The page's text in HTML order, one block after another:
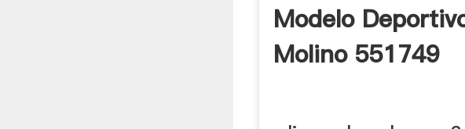
Modelo
Molino 551749